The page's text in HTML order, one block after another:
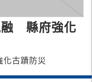
融 縣府強化
古蹟防災